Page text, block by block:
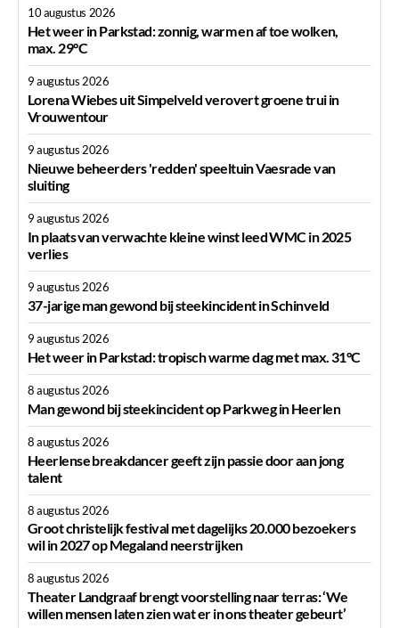
10 augustus 2026
Het weer in Parkstad: zonnig, warm en af toe wolken,
max. 29°C
9 augustus 2026
Lorena Wiebes uit Simpelveld verovert groene trui in
Vrouwentour
9 augustus 2026
Nieuwe beheerders 'redden' speeltuin Vaesrade van
sluiting
9 augustus 2026
In plaats van verwachte kleine winst leed WMC in 2025
verlies
9 augustus 2026
37-jarige man gewond bij steekincident in Schinveld
9 augustus 2026
Het weer in Parkstad: tropisch warme dag met max. 31°C
8 augustus 2026
Man gewond bij steekincident op Parkweg in Heerlen
8 augustus 2026
Heerlense breakdancer geeft zijn passie door aan jong
talent
8 augustus 2026
Groot christelijk festival met dagelijks 20.000 bezoekers
wil in 2027 op Megaland neerstrijken
8 augustus 2026
Theater Landgraaf brengt voorstelling naar terras: ‘We
willen mensen laten zien wat er in ons theater gebeurt’